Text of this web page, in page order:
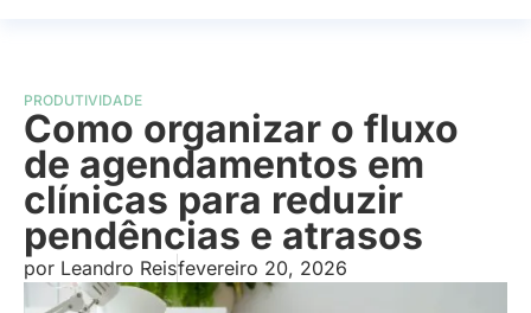
PRODUTIVIDADE
Como organizar o fluxo
de agendamentos em
clínicas para reduzir
pendências e atrasos
por Leandro Reisfevereiro 20, 2026